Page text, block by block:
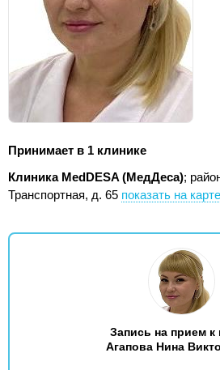
Принимает в 1 клинике
Клиника MedDESA (МедДеса);
Транспортная, д. 65 показать на карте
Запись на прием к
Агапова Нина